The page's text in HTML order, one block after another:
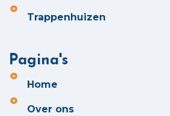
Trappenhuizen
Pagina's
Home
Over ons